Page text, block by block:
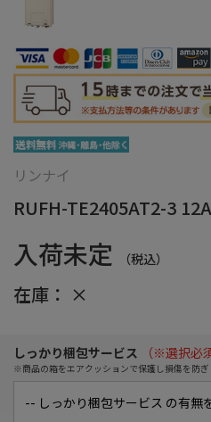
リンナイ
RUFH-TE2405AT2-3
入荷未定 （税込）
在庫： ×
しっかり梱包サービス （※選択必
※商品の箱をエアクッションで保護し損傷を防ぎ